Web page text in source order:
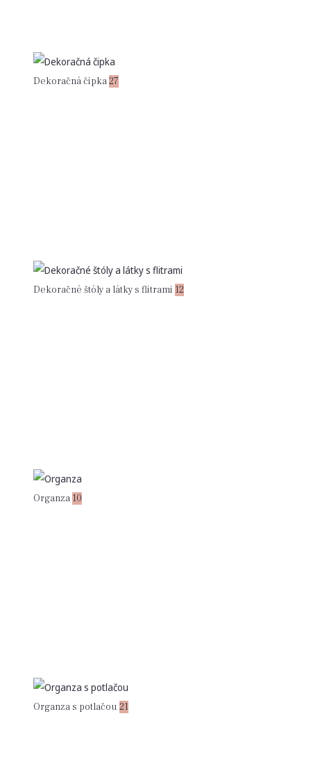
Dekoračná čipka27
Dekoračné štóly a látky s flitrami 12
Organza 10
Organza s potlačou 21